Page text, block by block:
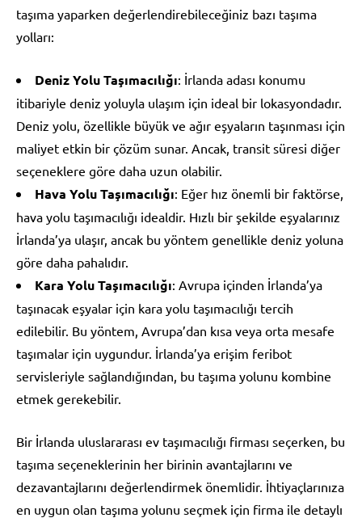
taşıma yaparken değerlendirebileceğiniz bazı taşıma
yolları:
Deniz Yolu Taşımacılığı: İrlanda adası konumu
itibariyle deniz yoluyla ulaşım için ideal bir lokasyondadır.
Deniz yolu, özellikle büyük ve ağır eşyaların taşınması için
maliyet etkin bir çözüm sunar. Ancak, transit süresi diğer
seçeneklere göre daha uzun olabilir.
Hava Yolu Taşımacılığı: Eğer hız önemli bir faktörse,
hava yolu taşımacılığı idealdir. Hızlı bir şekilde eşyalarınız
İrlanda’ya ulaşır, ancak bu yöntem genellikle deniz yoluna
göre daha pahalıdır.
Kara Yolu Taşımacılığı: Avrupa içinden İrlanda’ya
taşınacak eşyalar için kara yolu taşımacılığı tercih
edilebilir. Bu yöntem, Avrupa’dan kısa veya orta mesafe
taşımalar için uygundur. İrlanda’ya erişim feribot
servisleriyle sağlandığından, bu taşıma yolunu kombine
etmek gerekebilir.
Bir İrlanda uluslararası ev taşımacılığı firması seçerken, bu
taşıma seçeneklerinin her birinin avantajlarını ve
dezavantajlarını değerlendirmek önemlidir. İhtiyaçlarınıza
en uygun olan taşıma yolunu seçmek için firma ile detaylı